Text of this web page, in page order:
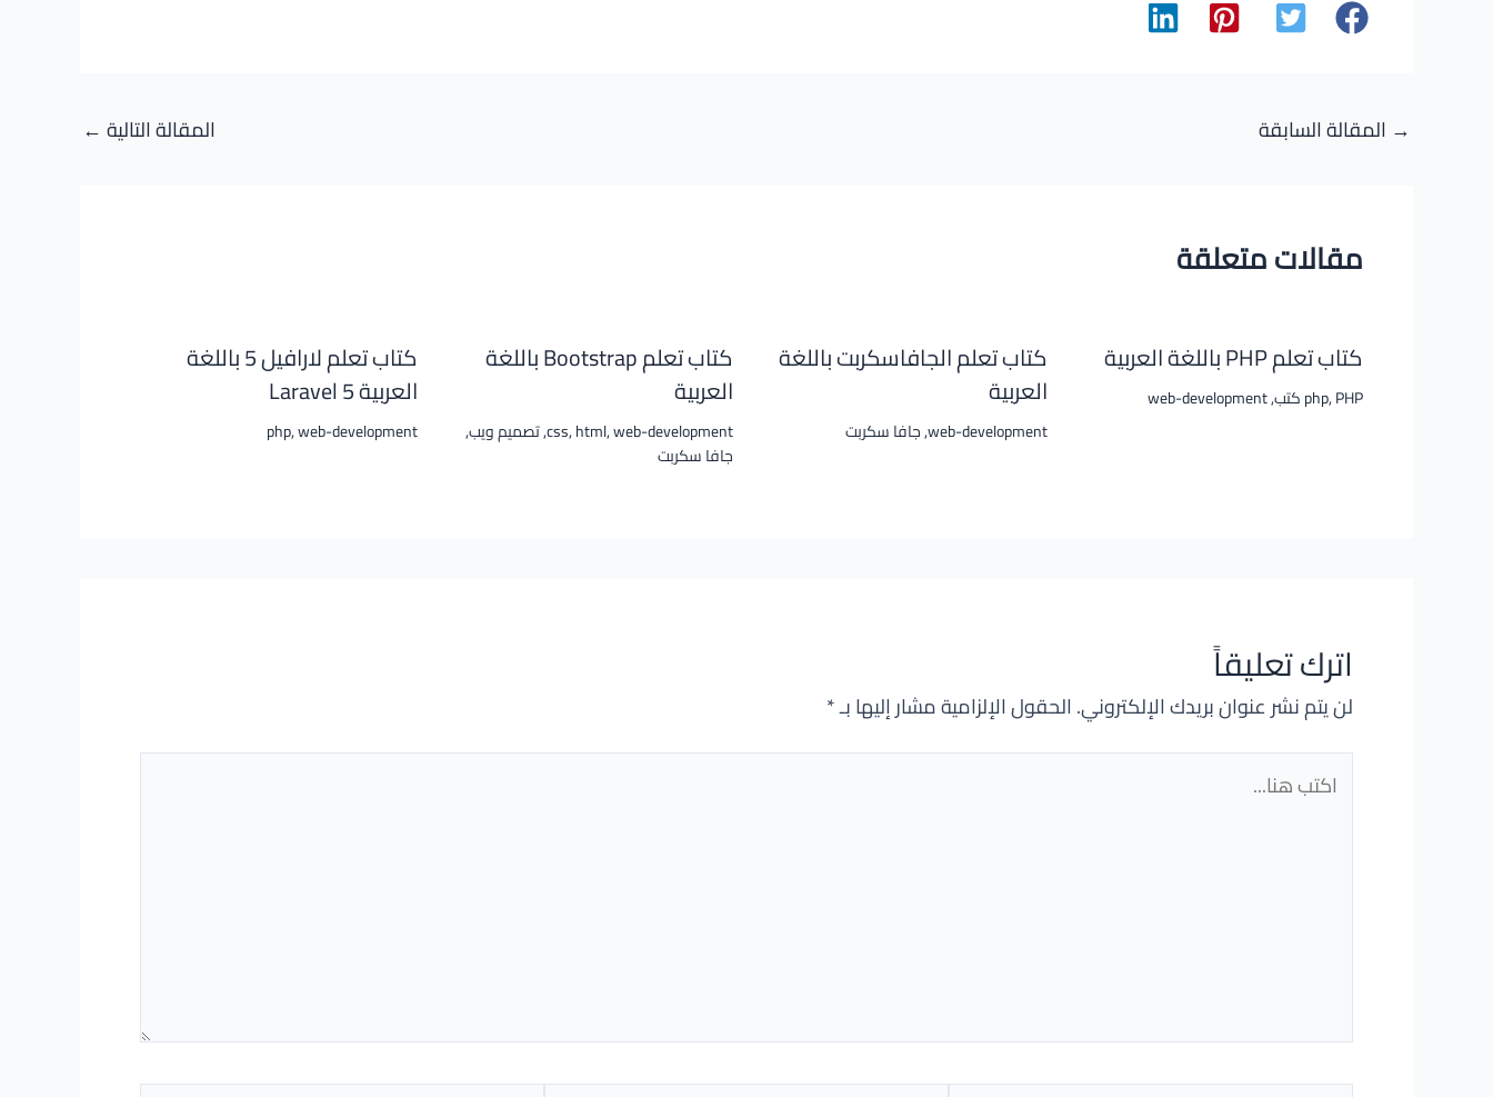
Post
→ المقالة السابقة المقالة التالية ←
مقالات متعلقة
كتاب تعلم PHP باللغة العربية
php,PHP كتب ,
web-development
كتاب تعلم الجافاسكربت باللغة
العربية
web-development
,جافا سكربت
كتاب تعلم Bootstrap باللغة
العربية
css,html,web-development
,تصميم ويب,
جافا سكربت
كتاب تعلم لارافيل 5 باللغة
العربية Laravel 5
php,web-development
اترك تعليقاً
لن يتم نشر عنوان بريدك الإلكتروني. الحقول الإلزامية مشار إليها بـ*
هنا...